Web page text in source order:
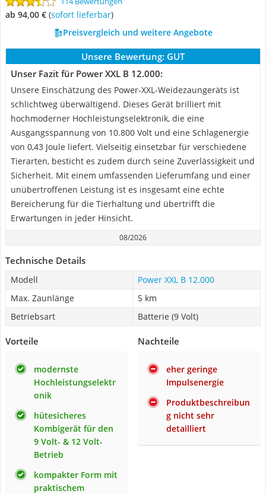
ab 94,00 € ( Sofort lieferbar)
Preisvergleich und weitere Angebote
Unsere Bewertung: GUT
Unser Fazit für Power XXL B 12.000:
Unsere Einschätzung des Power-XXL-Weidezaungeräts ist
schlichtweg überwältigend. Dieses Gerät brilliert mit
hochmoderner Hochleistungselektronik, die eine
Ausgangsspannung von 10.800 Volt und eine Schlagenergie
von 0,43 Joule liefert. Vielseitig einsetzbar für verschiedene
Tierarten, besticht es zudem durch seine Zuverlässigkeit und
Sicherheit. Mit einem umfassenden Lieferumfang und einer
unübertroffenen Leistung ist es insgesamt eine echte
Bereicherung für die Tierhaltung und übertrifft die
Erwartungen in jeder Hinsicht.
08/2026
Technische Details
Modell
Power XXL B 12.000
Max. Zaunlänge
5 km
Betriebsart
Batterie (9 Volt)
Vorteile
modernste
Hochleistungselektr
onik
hütesicheres
Kombigerät für den
9 Volt- & 12 Volt-
Betrieb
kompakter Form mit
praktischem
Nachteile
eher geringe
Impulsenergie
Produktbeschreibun
g nicht sehr
detailliert